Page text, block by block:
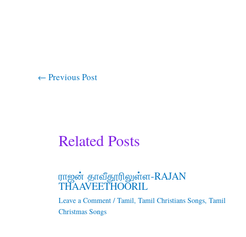
← Previous Post
Related Posts
ராஜன் தாவீதூரிலுள்ள-RAJAN
THAAVEETHOORIL
Leave a Comment / Tamil, Tamil Christians Songs, Tamil
Christmas Songs